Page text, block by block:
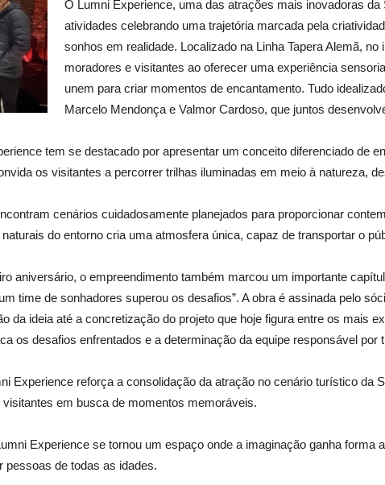
O Lumni Experience, uma das atrações mais inovadoras
atividades celebrando uma trajetória marcada pela
sonhos em realidade. Localizado na Linha Tapera Alemã,
moradores e visitantes ao oferecer uma experiência
unem para criar momentos de encantamento. Tudo
Marcelo Mendonça e Valmor Cardoso, que juntos
tem se destacado por apresentar um conceito diferenciado de
os visitantes a percorrer trilhas iluminadas em meio à natureza,
cenários cuidadosamente planejados para proporcionar
do entorno cria uma atmosfera única, capaz de transportar o
aniversário, o empreendimento também marcou um importante
time de sonhadores superou os desafios”. A obra é assinada pelo
da ideia até a concretização do projeto que hoje figura entre os mais
os desafios enfrentados e a determinação da equipe responsável
Experience reforça a consolidação da atração no cenário turístico da
em busca de momentos memoráveis.
Experience se tornou um espaço onde a imaginação ganha forma
pessoas de todas as idades.